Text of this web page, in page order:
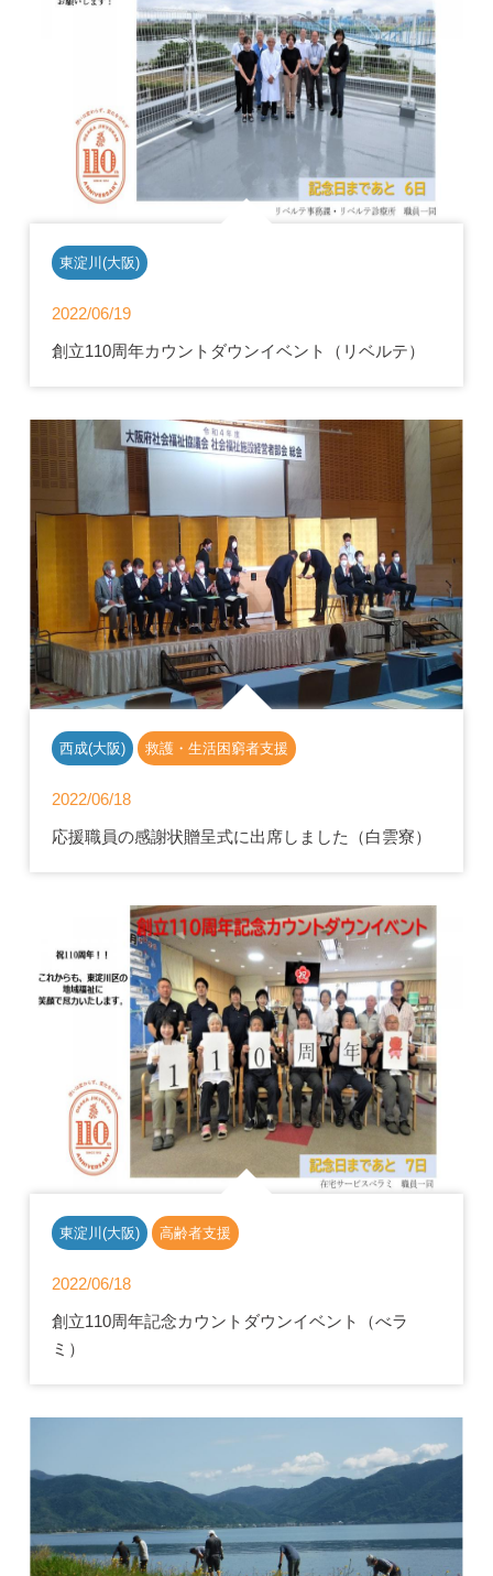
東淀川(大阪)
2022/06/19
創立110周年カウントダウンイベント（リベルテ）
西成(大阪) 救護・生活困窮者支援
2022/06/18
応援職員の感謝状贈呈式に出席しました（白雲寮）
東淀川(大阪) 高齢者支援
2022/06/18
創立110周年記念カウントダウンイベント（べラ
ミ）